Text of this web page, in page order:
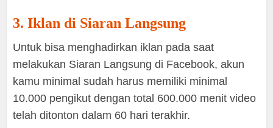
3. Iklan di Siaran Langsung
Untuk bisa menghadirkan iklan pada saat
melakukan Siaran Langsung di Facebook, akun
kamu minimal sudah harus memiliki minimal
10.000 pengikut dengan total 600.000 menit video
telah ditonton dalam 60 hari terakhir.